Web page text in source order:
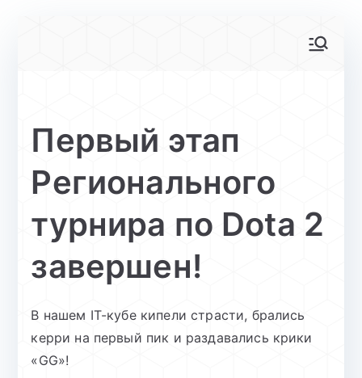
Первый этап
Регионального
турнира по Dota 2
завершен!
В нашем IT-кубе кипели страсти, брались
керри на первый пик и раздавались крики
«GG»!